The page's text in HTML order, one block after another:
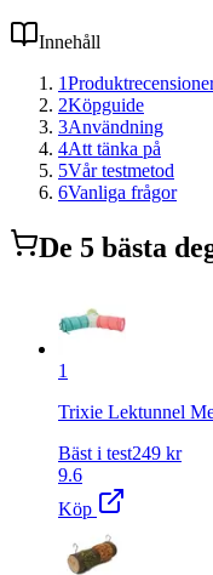
Innehåll
1
2Köpguide
3Användning
4Att tänka på
5Vår testmetod
6Vanliga frågor
De 5 bästa
1
Trixie Lektunnel
Bäst i test249 kr
9.6
Köp